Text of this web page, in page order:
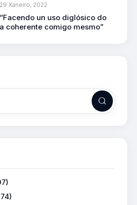
29 Xaneiro, 2022
un uso diglósico do
coherente comigo mesmo”